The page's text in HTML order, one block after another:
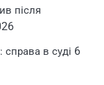
після
в суді 6